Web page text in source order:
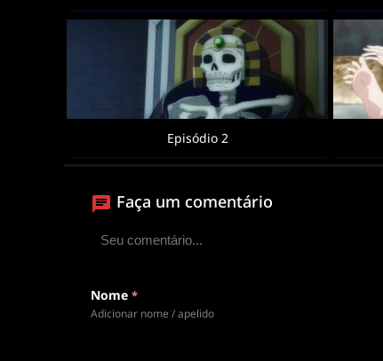
Episódio 2
Faça um comentário
Nome *
Adicionar nome / apelido